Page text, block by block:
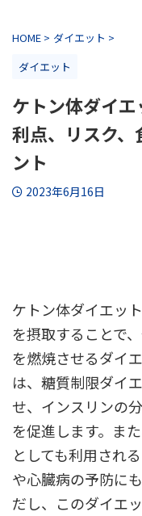
HOME > ダイエット >
ダイエット
ケトン体ダイ
利点、リスク
ント
2023年6月16日
ケトン体ダイエッ
を摂取することで
を燃焼させるダイ
は、糖質制限ダイ
せ、インスリンの
を促進します。ま
としても利用され
や心臓病の予防に
だし、このダイエ